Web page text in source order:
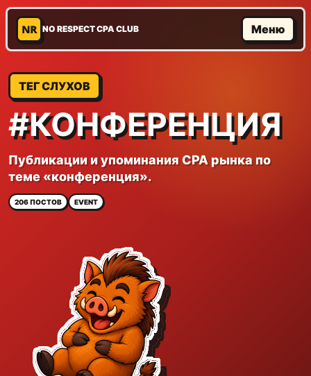
NR NO RESPECT CPA CLUB Меню
ТЕГ СЛУХОВ
#КОНФЕРЕНЦИЯ
Публикации и упоминания CPA рынка по
теме «конференция».
206 ПОСТОВ EVENT